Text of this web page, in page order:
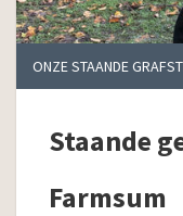
ONZE STAANDE
Staande
Farmsum